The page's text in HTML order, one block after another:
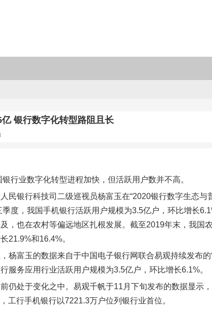
银行数字化转型路阻且长
行业数字化转型进程加快，但活跃用户数并不高。
民银行科技司二级巡视员杨富玉在“2020银行数字生态
季度，我国手机银行活跃用户规模为3.5亿户，环比增长
，也在农村等偏远地区扎根发展。截至2019年末，我国
21.9%和16.4%。
杨富玉的数据来自于中国电子银行网联合易观持续发布
服务应用行业活跃用户规模为3.5亿户，环比增长6.1%。
仍处于变化之中。易观千帆于11月下旬发布的数据显示
工行手机银行以7221.3万户位列银行业首位。